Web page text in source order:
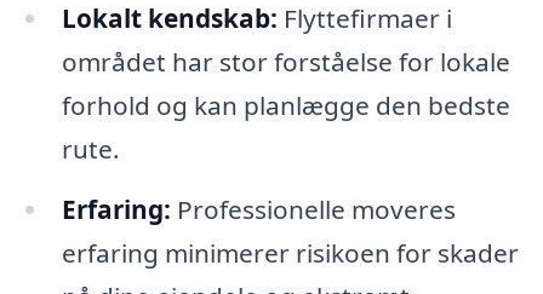
Lokalt kendskab: Flyttefirmaer i
området har stor forståelse for lokale
forhold og kan planlægge den bedste
rute.
Erfaring: Professionelle moveres
erfaring minimerer risikoen for skader